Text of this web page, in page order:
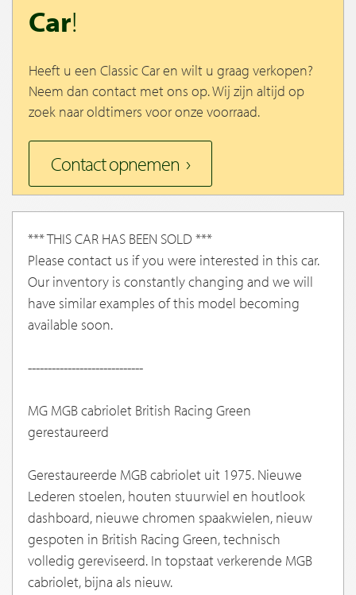
Car!
Heeft u een Classic Car en wilt u graag verkopen?
Neem dan contact met ons op. Wij zijn altijd op
zoek naar oldtimers voor onze voorraad.
Contact opnemen
*** THIS CAR HAS BEEN SOLD ***
Please contact us if you were interested in this car.
Our inventory is constantly changing and we will
have similar examples of this model becoming
available soon.
-----------------------------
MG MGB cabriolet British Racing Green
gerestaureerd
Gerestaureerde MGB cabriolet uit 1975. Nieuwe
Lederen stoelen, houten stuurwiel en houtlook
dashboard, nieuwe chromen spaakwielen, nieuw
gespoten in British Racing Green, technisch
volledig gereviseerd. In topstaat verkerende MGB
cabriolet, bijna als nieuw.